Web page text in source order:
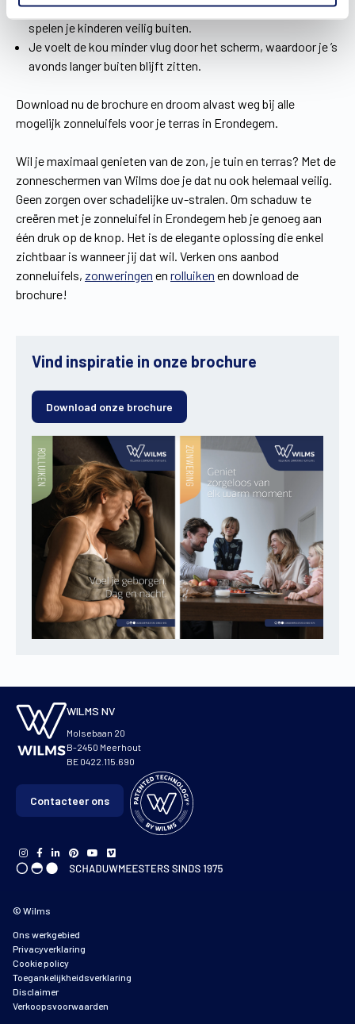
breng jij zorgeloos een namiddag door op het terras en
spelen je kinderen veilig buiten.
Je voelt de kou minder vlug door het scherm, waardoor je ’s
avonds langer buiten blijft zitten.
Download nu de brochure en droom alvast weg bij alle
mogelijk zonneluifels voor je terras in Erondegem.
Wil je maximaal genieten van de zon, je tuin en terras? Met de
zonneschermen van Wilms doe je dat nu ook helemaal veilig.
Geen zorgen over schadelijke uv-stralen. Om schaduw te
creëren met je zonneluifel in Erondegem heb je genoeg aan
één druk op de knop. Het is de elegante oplossing die enkel
zichtbaar is wanneer jij dat wil. Verken ons aanbod
zonneluifels, zonweringen en rolluiken en download de
brochure!
Vind inspiratie in onze brochure
Download onze brochure
WILMS NV
Molsebaan 20
B-2450 Meerhout
BE 0422.115.690
Contacteer ons
© Wilms
Ons werkgebied
Privacyverklaring
Cookie policy
Toegankelijkheidsverklaring
Disclaimer
Verkoopsvoorwaarden